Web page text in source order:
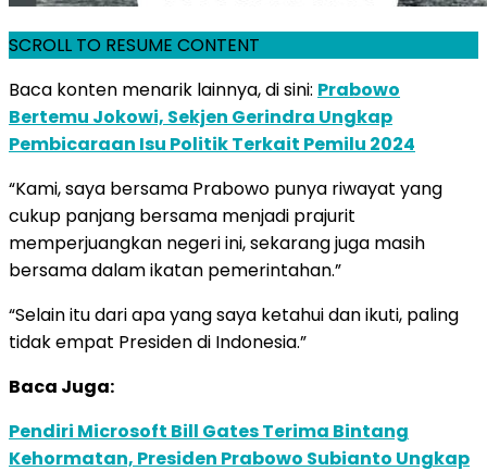
SCROLL TO RESUME CONTENT
Baca konten menarik lainnya, di sini: Prabowo
Bertemu Jokowi, Sekjen Gerindra Ungkap
Pembicaraan Isu Politik Terkait Pemilu 2024
“Kami, saya bersama Prabowo punya riwayat yang
cukup panjang bersama menjadi prajurit
memperjuangkan negeri ini, sekarang juga masih
bersama dalam ikatan pemerintahan.”
“Selain itu dari apa yang saya ketahui dan ikuti, paling
tidak empat Presiden di Indonesia.”
Baca Juga:
Pendiri Microsoft Bill Gates Terima Bintang
Kehormatan, Presiden Prabowo Subianto Ungkap